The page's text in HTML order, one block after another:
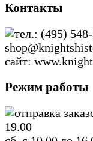
Контакты
тел.: (495)
сайт:
Режим работы
отправка
19.00